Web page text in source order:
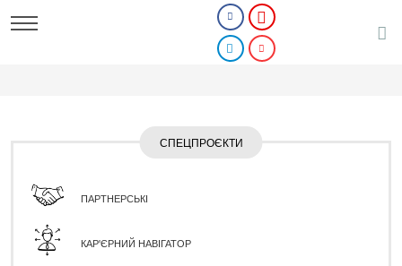
СПЕЦПРОЄКТИ
ПАРТНЕРСЬКІ
КАР'ЄРНИЙ НАВІГАТОР